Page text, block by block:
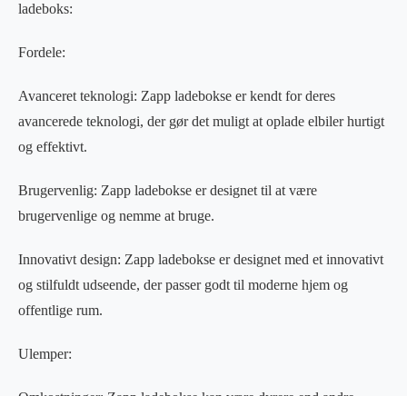
ladeboks:
Fordele:
Avanceret teknologi: Zapp ladebokse er kendt for deres
avancerede teknologi, der gør det muligt at oplade elbiler hurtigt
og effektivt.
Brugervenlig: Zapp ladebokse er designet til at være
brugervenlige og nemme at bruge.
Innovativt design: Zapp ladebokse er designet med et innovativt
og stilfuldt udseende, der passer godt til moderne hjem og
offentlige rum.
Ulemper: